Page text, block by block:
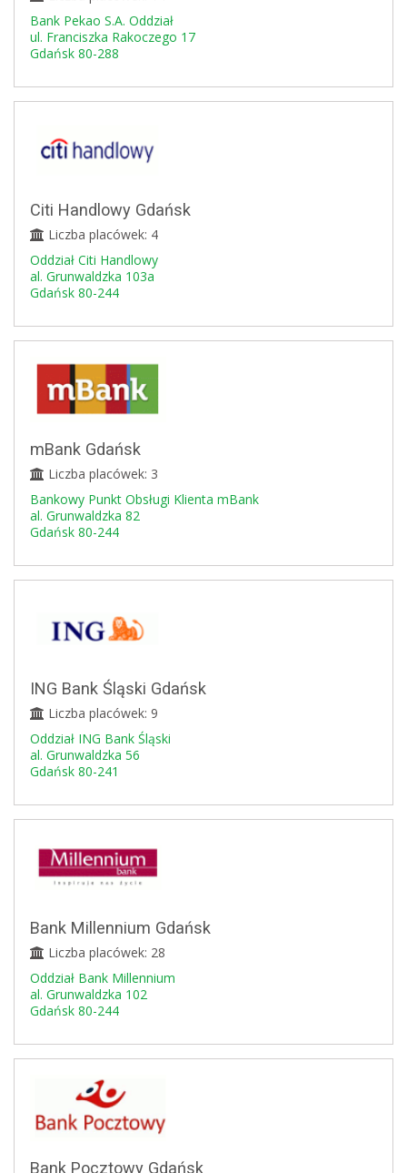
Bank Pekao S.A. Oddział
ul. Franciszka Rakoczego 17
Gdańsk 80-288
Citi Handlowy Gdańsk
Liczba placówek: 4
Oddział Citi Handlowy
al. Grunwaldzka 103a
Gdańsk 80-244
mBank Gdańsk
Liczba placówek: 3
Bankowy Punkt Obsługi Klienta mBank
al. Grunwaldzka 82
Gdańsk 80-244
ING Bank Śląski Gdańsk
Liczba placówek: 9
Oddział ING Bank Śląski
al. Grunwaldzka 56
Gdańsk 80-241
Bank Millennium Gdańsk
Liczba placówek: 28
Oddział Bank Millennium
al. Grunwaldzka 102
Gdańsk 80-244
Bank Pocztowy Gdańsk